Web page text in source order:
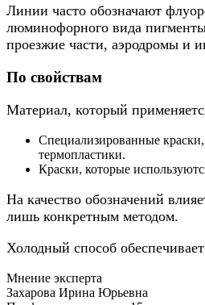
Линии часто обозначают
люминофорного вида
проезжие части, аэродромы и
По свойствам
Материал, который
Специализированные
термопластики.
Краски, которые
На качество обозначений
лишь конкретным методом.
Холодный способ
Мнение эксперта
Захарова Ирина Юрьевна